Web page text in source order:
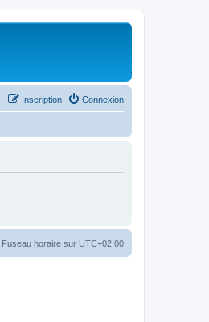
Connexion
Inscription
Fuseau horaire sur UTC+02:00